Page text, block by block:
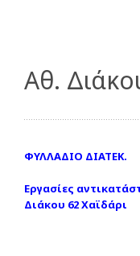
Αθ.
ΦΥΛΛΑΔΙΟ ΔΙΑΤΕΚ.
Εργασίες
Διάκου 62 Χαϊδάρι